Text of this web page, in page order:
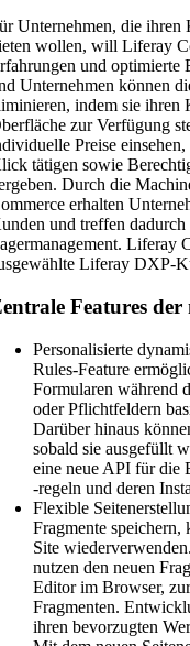
Unternehmen, die ihren
wollen, will Liferay
und optimierte
Unternehmen können
indem sie ihren
zur Verfügung
Preise
tätigen sowie
Durch die
erhalten
und treffen
Liferay
Liferay DXP-
Features der
Personalisierte
Rules-Feature
Formularen während
oder Pflichtfeldern
Darüber hinaus
sobald sie ausgefüllt
eine neue API für die
-regeln und deren
Flexible
Fragmente
Site
nutzen den neuen
Editor im Browser,
Fragmenten.
ihren bevorzugten